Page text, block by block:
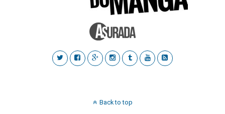
Back to top